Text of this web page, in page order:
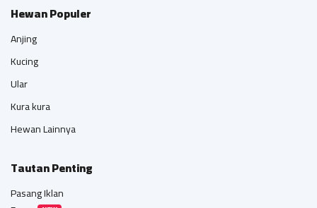
Hewan Populer
Anjing
Kucing
Ular
Kura kura
Hewan Lainnya
Tautan Penting
Pasang Iklan